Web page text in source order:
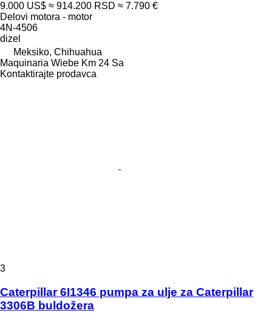
9.000 US$ ≈ 914.200 RSD ≈ 7.790 €
Delovi motora - motor
4N-4506
dizel
Meksiko, Chihuahua
Maquinaria Wiebe Km 24 Sa
Kontaktirajte prodavca
3
Caterpillar 6I1346 pumpa za ulje za Caterpillar
3306B buldožera